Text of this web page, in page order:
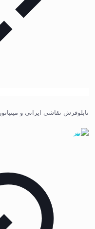
تابلوفرش نقاشی ایرانی و مینیاتور